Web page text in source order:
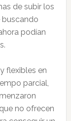
de subir los
buscando
podían
flexibles en
parcial,
no ofrecen